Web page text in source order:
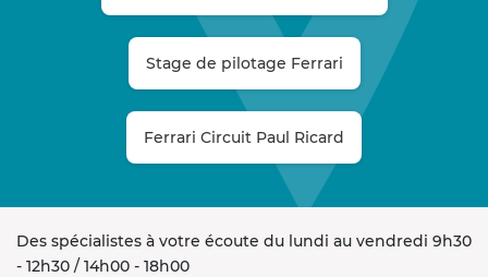
Stage de pilotage Ferrari
Ferrari Circuit Paul Ricard
Des spécialistes à votre écoute du lundi au vendredi 9h30
- 12h30 / 14h00 - 18h00